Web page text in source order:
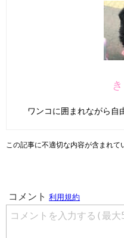
ワンコに囲まれながら自
この記事に不適切な内容が含まれて